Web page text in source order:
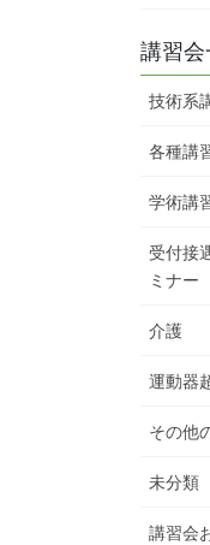
講習会
技術系
各種講
学術講
受付接
ミナー
介護
運動器
その他
未分類
講習会